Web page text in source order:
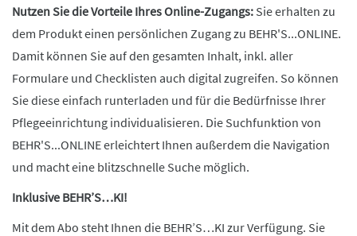
Nutzen Sie die Vorteile Ihres Online-Zugangs: Sie erhalten zu
dem Produkt einen persönlichen Zugang zu BEHR'S...ONLINE.
Damit können Sie auf den gesamten Inhalt, inkl. aller
Formulare und Checklisten auch digital zugreifen. So können
Sie diese einfach runterladen und für die Bedürfnisse Ihrer
Pflegeeinrichtung individualisieren. Die Suchfunktion von
BEHR'S...ONLINE erleichtert Ihnen außerdem die Navigation
und macht eine blitzschnelle Suche möglich.
Inklusive BEHR’S…KI!
Mit dem Abo steht Ihnen die BEHR’S…KI zur Verfügung. Sie